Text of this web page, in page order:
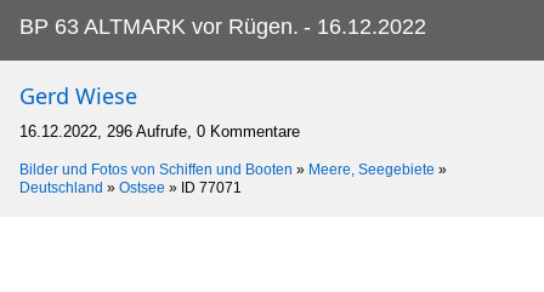
BP 63 ALTMARK vor Rügen. - 16.12.2022
Gerd Wiese
16.12.2022, 296 Aufrufe, 0 Kommentare
Bilder und Fotos von Schiffen und Booten » Meere, Seegebiete »
Deutschland » Ostsee » ID 77071